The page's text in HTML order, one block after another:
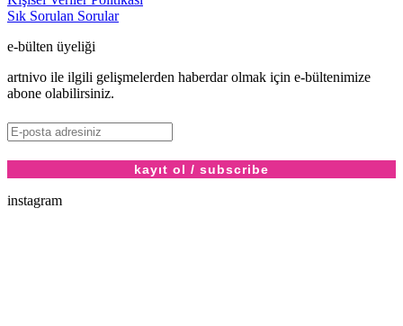
Sık Sorulan Sorular
e-bülten üyeliği
artnivo ile ilgili gelişmelerden haberdar olmak için e-bültenimize
abone olabilirsiniz.
instagram